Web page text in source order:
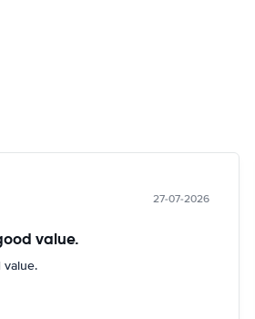
27-07-2026
value.
value.